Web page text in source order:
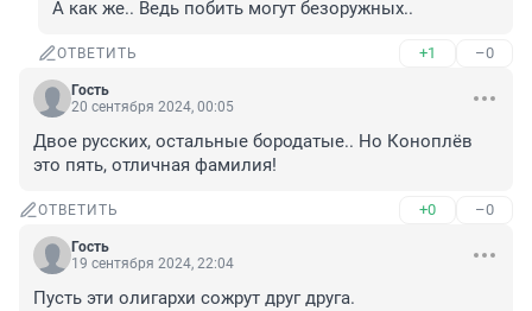
А как же.. Ведь побить могут безоружных..
ОТВЕТИТЬ +1 –0
Гость
20 сентября 2024, 00:05
Двое русских, остальные бородатые.. Но Коноплёв
это пять, отличная фамилия!
ОТВЕТИТЬ +0 –0
Гость
19 сентября 2024, 22:04
Пусть эти олигархи сожрут друг друга.